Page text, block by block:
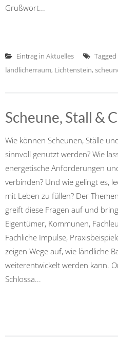
Grußwort...
Eintrag in Aktuelles Tagged
ländlicherraum, Lichtenstein,
Scheune, Stall &
Wie können Scheunen, Ställe
sinnvoll genutzt werden? Wie
energetische Anforderungen
verbinden? Und wie gelingt es,
mit Leben zu füllen? Der
greift diese Fragen auf und
Eigentümer, Kommunen,
Fachliche Impulse,
zeigen Wege auf, wie ländliche
weiterentwickelt werden kann.
Schlossa...